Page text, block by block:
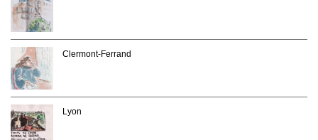
Clermont-Ferrand
Lyon